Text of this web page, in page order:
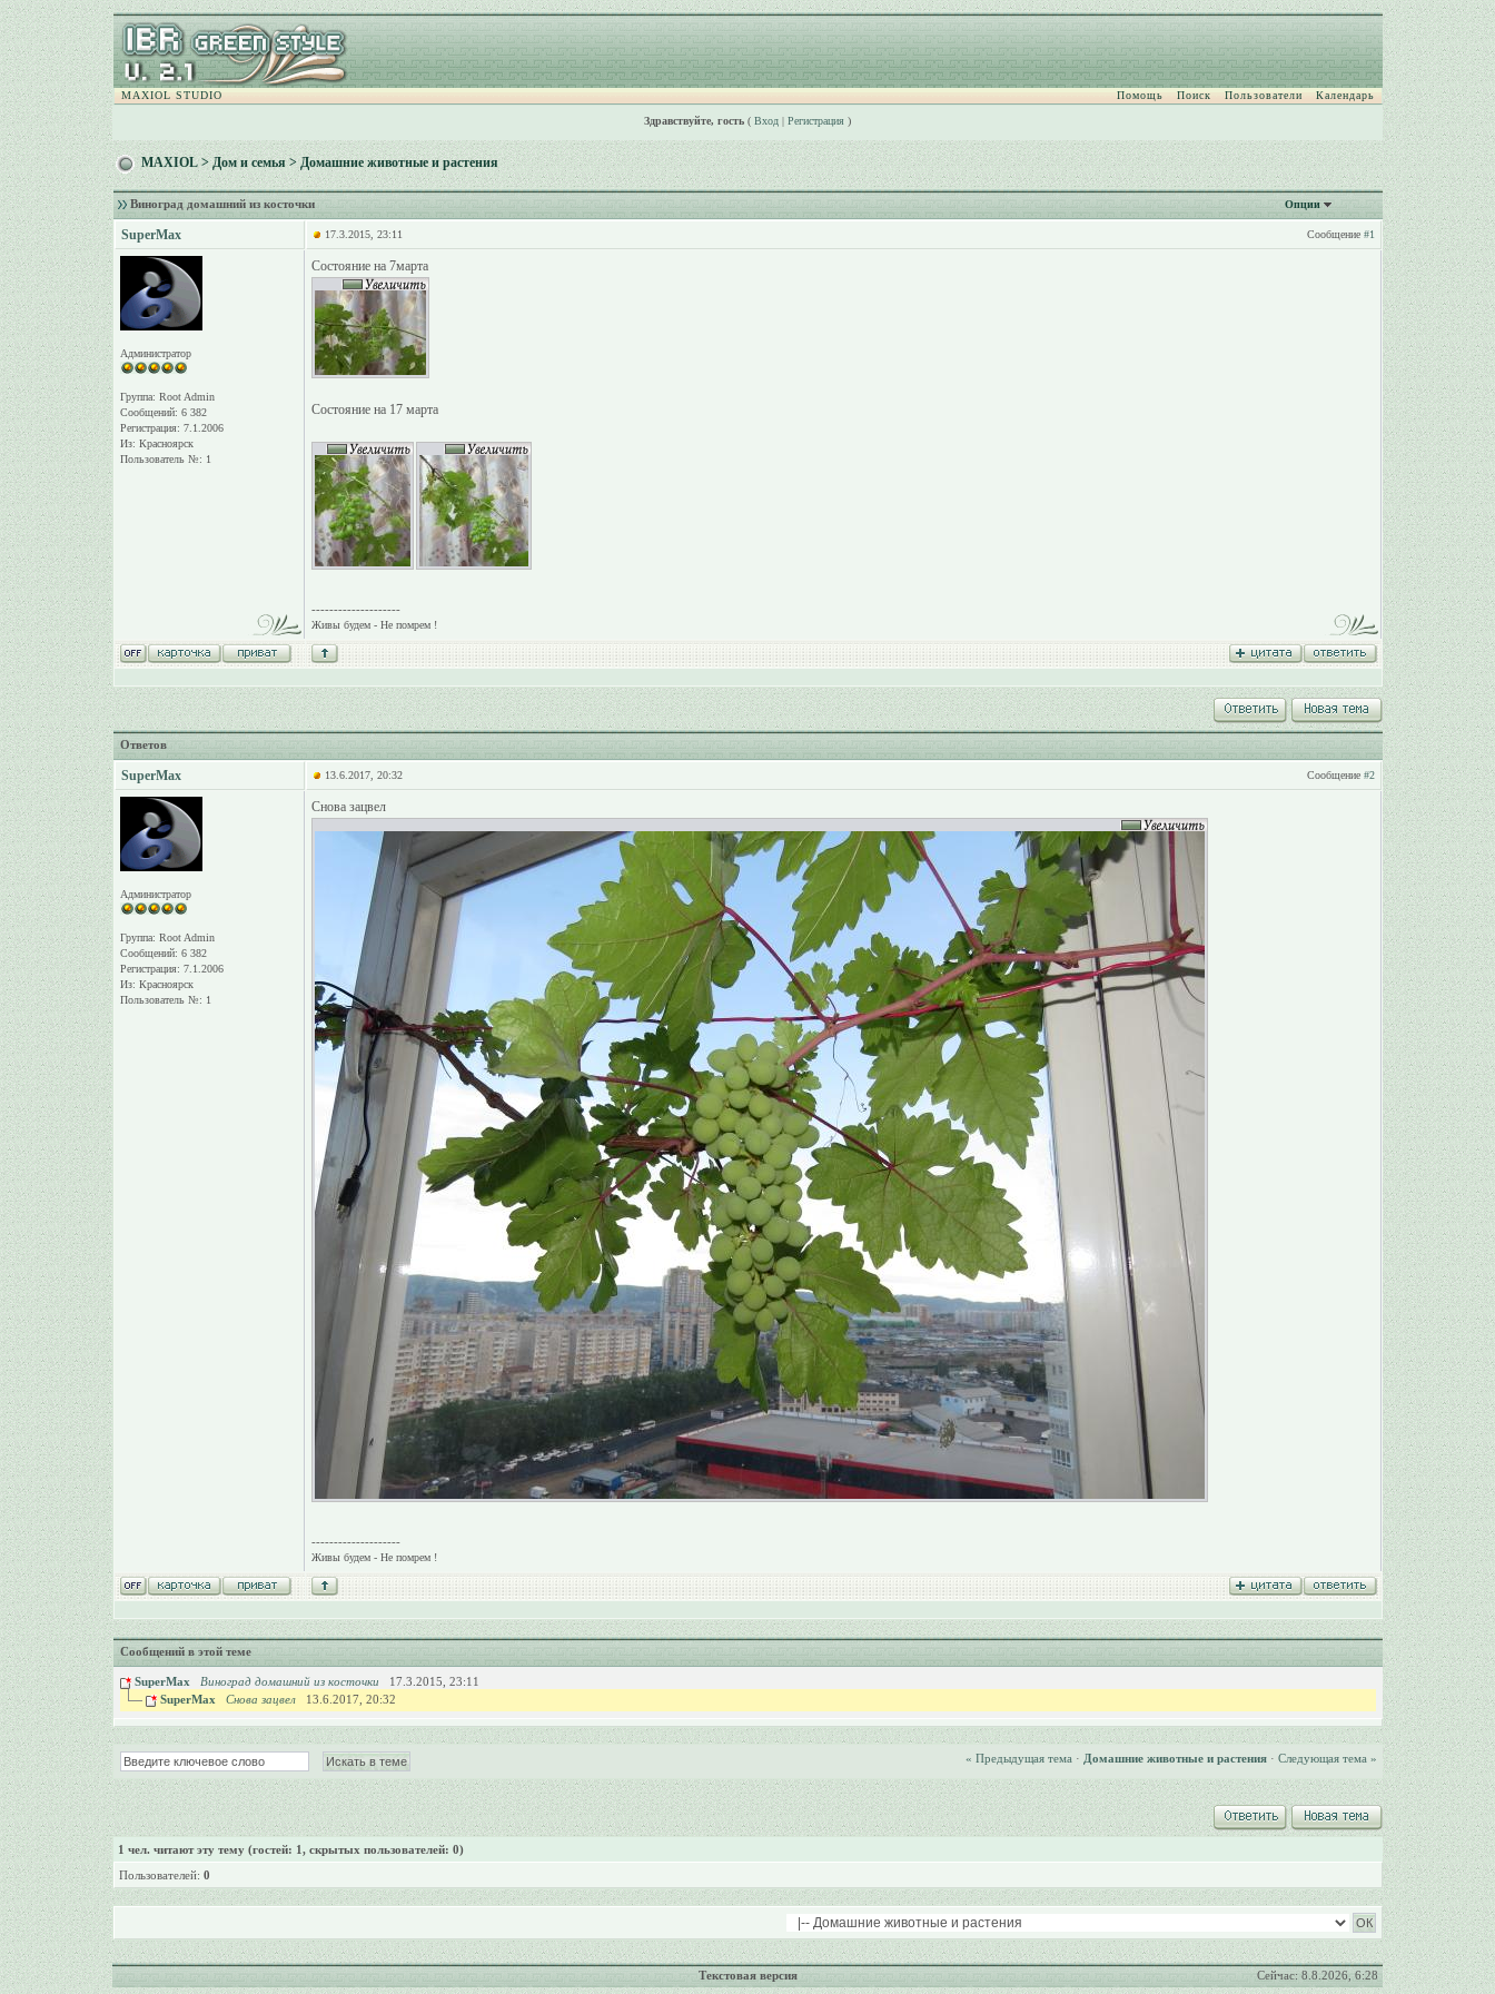
MAXIOL STUDIO Помощь Поиск Пользователи Календарь
Здравствуйте, гость( Вход| Регистрация)
MAXIOL>Дом и семья>Домашние животные и растения
Виноград домашний из косточки Опции
SuperMax 17.3.2015, 23:11 Сообщение #1
Администратор
Группа: Root Admin
Сообщений: 6 382
Регистрация: 7.1.2006
Из: Красноярск
Пользователь №: 1
Состояние на 7марта
Состояние на 17 марта
--------------------
Живы будем - Не помрем !
Ответов
SuperMax 13.6.2017, 20:32 Сообщение #2
Администратор
Группа: Root Admin
Сообщений: 6 382
Регистрация: 7.1.2006
Из: Красноярск
Пользователь №: 1
Снова зацвел
--------------------
Живы будем - Не помрем !
Сообщений в этой теме
SuperMax Виноград домашний из косточки
17.3.2015, 23:11
SuperMax
Снова зацвел 13.6.2017, 20:32
« Предыдущая тема · Домашние животные и растения ·Следующая тема »
1 чел. читают эту тему (гостей: 1, скрытых пользователей: 0)
Пользователей: 0
Текстовая версия Сейчас: 8.8.2026, 6:28